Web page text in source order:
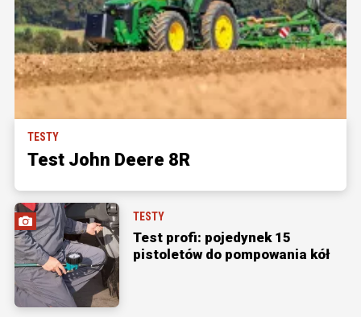
TESTY
Test John Deere 8R
TESTY
Test profi: pojedynek 15
pistoletów do pompowania kół